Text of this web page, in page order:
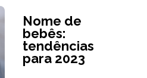
Nome de
bebês:
tendências
para 2023